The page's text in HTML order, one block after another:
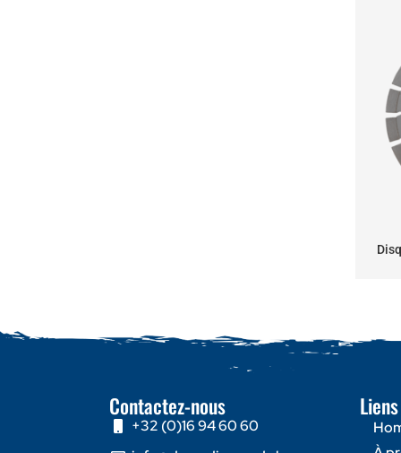
Contactez-nous
+32 (0)16 94 60 60